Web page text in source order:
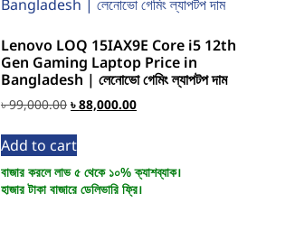
Lenovo LOQ 15IAX9E Core i5 12th
Gen Gaming Laptop Price in
Bangladesh | লেনোভো গেমিং ল্যাপটপ দাম
৳99,000.00 ৳88,000.00
Add to cart
বাজার করলে লাভ ৫ থেকে ১০% ক্যাশব্যাক।
হাজার টাকা বাজারে ডেলিভারি ফ্রি।